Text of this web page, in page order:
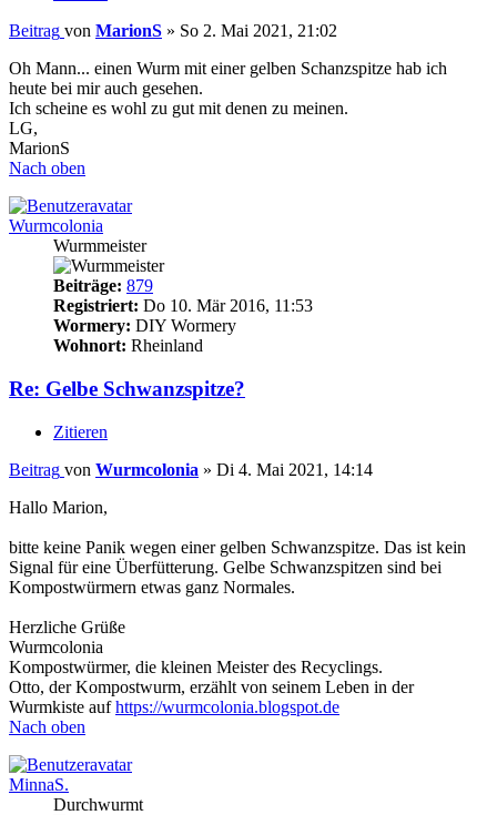
Beitrag von MarionS » So 2. Mai 2021, 21:02
Oh Mann... einen Wurm mit einer gelben Schanzspitze hab ich
heute bei mir auch gesehen.
Ich scheine es wohl zu gut mit denen zu meinen.
LG,
MarionS
Nach oben
Wurmcolonia
Wurmmeister
Beiträge: 879
Registriert: Do 10. Mär 2016, 11:53
Wormery: DIY Wormery
Wohnort: Rheinland
Re: Gelbe Schwanzspitze?
Zitieren
Beitrag von Wurmcolonia » Di 4. Mai 2021, 14:14
Hallo Marion,
bitte keine Panik wegen einer gelben Schwanzspitze. Das ist kein
Signal für eine Überfütterung. Gelbe Schwanzspitzen sind bei
Kompostwürmern etwas ganz Normales.
Herzliche Grüße
Wurmcolonia
Kompostwürmer, die kleinen Meister des Recyclings.
Otto, der Kompostwurm, erzählt von seinem Leben in der
Wurmkiste aufhttps://wurmcolonia.blogspot.de
Nach oben
MinnaS.
Durchwurmt